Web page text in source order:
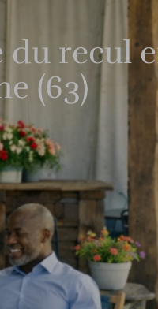
recul
(63)